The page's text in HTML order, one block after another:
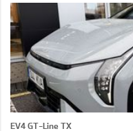
EV4 GT-Line TX